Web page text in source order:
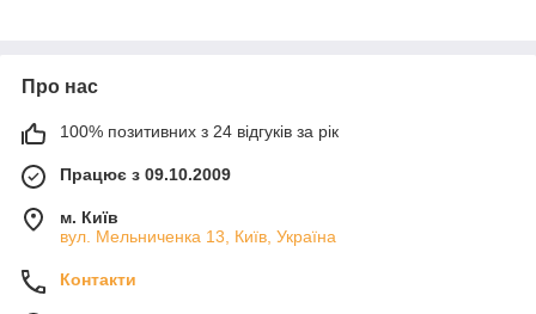
Про нас
100% позитивних з 24 відгуків за рік
Працює з 09.10.2009
м. Київ
вул. Мельниченка 13, Київ, Україна
Контакти